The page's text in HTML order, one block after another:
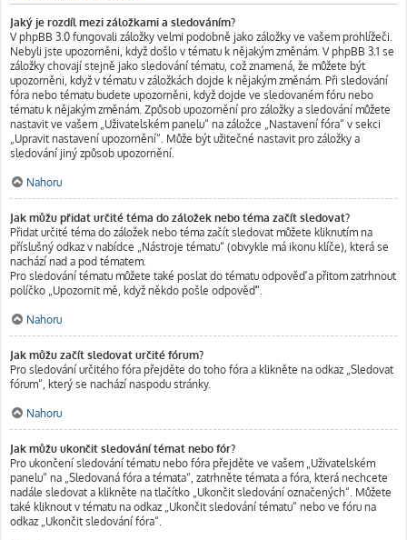
Jaký je rozdíl mezi záložkami a sledováním?
V phpBB 3.0 fungovali záložky velmi podobně jako záložky ve vašem prohlížeči.
Nebyli jste upozorněni, když došlo v tématu k nějakým změnám. V phpBB 3.1 se
záložky chovají stejně jako sledování tématu, což znamená, že můžete být
upozorněni, když v tématu v záložkách dojde k nějakým změnám. Při sledování
fóra nebo tématu budete upozorněni, když dojde ve sledovaném fóru nebo
tématu k nějakým změnám. Způsob upozornění pro záložky a sledování můžete
nastavit ve vašem „Uživatelském panelu“ na záložce „Nastavení fóra“ v sekci
„Upravit nastavení upozornění“. Může být užitečné nastavit pro záložky a
sledování jiný způsob upozornění.
Nahoru
Jak můžu přidat určité téma do záložek nebo téma začít sledovat?
Přidat určité téma do záložek nebo téma začít sledovat můžete kliknutím na
příslušný odkaz v nabídce „Nástroje tématu“ (obvykle má ikonu klíče), která se
nachází nad a pod tématem.
Pro sledování tématu můžete také poslat do tématu odpověď a přitom zatrhnout
políčko „Upozornit mě, když někdo pošle odpověď“.
Nahoru
Jak můžu začít sledovat určité fórum?
Pro sledování určitého fóra přejděte do toho fóra a klikněte na odkaz „Sledovat
fórum“, který se nachází naspodu stránky.
Nahoru
Jak můžu ukončit sledování témat nebo fór?
Pro ukončení sledování tématu nebo fóra přejděte ve vašem „Uživatelském
panelu“ na „Sledovaná fóra a témata“, zatrhněte témata a fóra, která nechcete
nadále sledovat a klikněte na tlačítko „Ukončit sledování označených“. Můžete
také kliknout v tématu na odkaz „Ukončit sledování tématu“ nebo ve fóru na
odkaz „Ukončit sledování fóra“.